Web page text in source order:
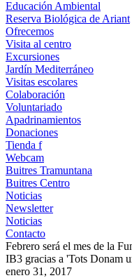
Educación Ambiental
Reserva Biológica de Ariant
Ofrecemos
Visita al centro
Excursiones
Jardín Mediterráneo
Visitas escolares
Colaboración
Voluntariado
Apadrinamientos
Donaciones
Tienda f
Webcam
Buitres Tramuntana
Buitres Centro
Noticias
Newsletter
Noticias
Contacto
Febrero será el mes de la
IB3 gracias a 'Tots Donam
enero 31, 2017